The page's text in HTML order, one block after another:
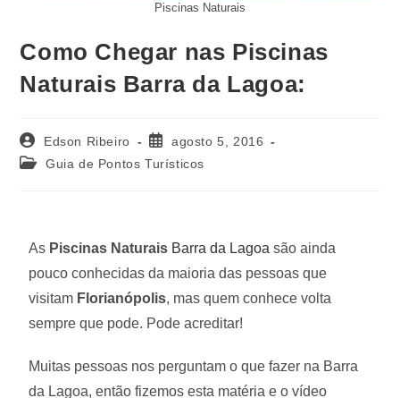
Piscinas Naturais
Como Chegar nas Piscinas
Naturais Barra da Lagoa:
Edson Ribeiro
agosto 5, 2016
Guia de Pontos Turísticos
As Piscinas Naturais Barra da Lagoa são ainda
pouco conhecidas da maioria das pessoas que
visitam Florianópolis, mas quem conhece volta
sempre que pode. Pode acreditar!
Muitas pessoas nos perguntam o que fazer na Barra
da Lagoa, então fizemos esta matéria e o vídeo